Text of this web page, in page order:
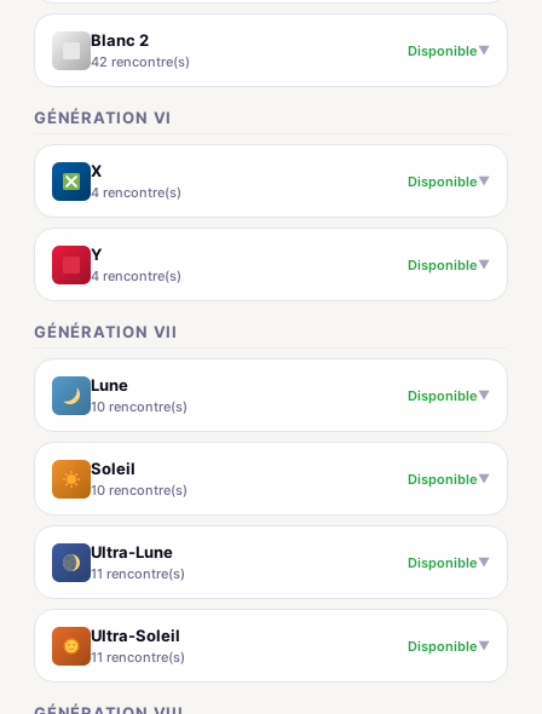
Blanc 2
42 rencontre(s)
Disponible▼
GÉNÉRATION VI
X
4 rencontre(s)
Disponible▼
Y
4 rencontre(s)
Disponible▼
GÉNÉRATION VII
Lune
10 rencontre(s)
Disponible▼
Soleil
10 rencontre(s)
Disponible▼
Ultra-Lune
11 rencontre(s)
Disponible▼
Ultra-Soleil
11 rencontre(s)
Disponible▼